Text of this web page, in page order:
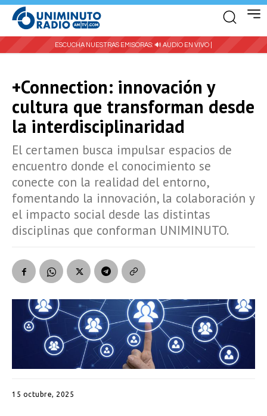
ESCUCHA NUESTRAS EMISORAS: 🔊 AUDIO EN VIVO |
+Connection: innovación y
cultura que transforman desde
la interdisciplinaridad
El certamen busca impulsar espacios de
encuentro donde el conocimiento se
conecte con la realidad del entorno,
fomentando la innovación, la colaboración y
el impacto social desde las distintas
disciplinas que conforman UNIMINUTO.
15 octubre, 2025